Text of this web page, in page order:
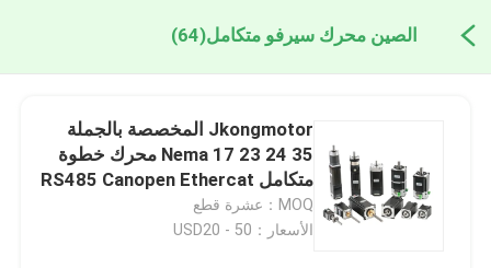
الصين محرك سيرفو متكامل(64)
Jkongmotor المخصصة بالجملة
Nema 17 23 24 35 محرك خطوة
متكامل RS485 Canopen Ethercat
للآلة CNC
MOQ：عشرة قطع
الأسعار：USD20 - 50